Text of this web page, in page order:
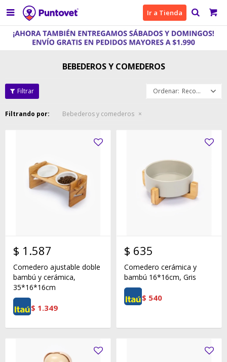
 Ir a Tienda
BEBEDEROS Y COMEDEROS
Recomendados
Filtrando por: Bebederos y comederos
$ 1.587
Comedero ajustable doble
bambú y cerámica,
35*16*16cm
$ 1.349
$ 635
Comedero cerámica y
bambú 16*16cm, Gris
$ 540